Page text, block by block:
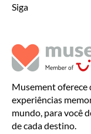
Siga
Musement oferece
experiências
mundo, para você
de cada destino.